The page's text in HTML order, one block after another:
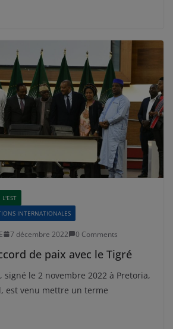
L'EST
INTERNATIONALES
7 décembre 2022 0 Comments
de paix avec le Tigré
signé le 2 novembre 2022 à Pretoria,
est venu mettre un terme